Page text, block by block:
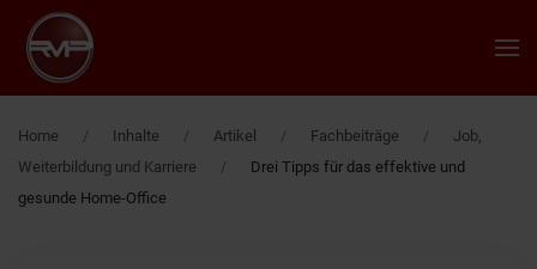
Zum Hauptinhalt springen
Home Inhalte Artikel Fachbeiträge
Job,
Weiterbildung und Karriere
Drei Tipps für das effektive und
gesunde Home-Office